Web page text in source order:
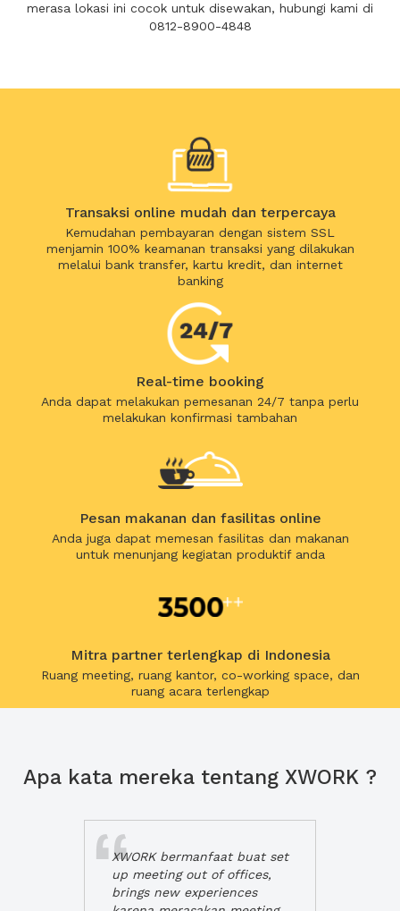
merasa lokasi ini cocok untuk disewakan, hubungi kami di
0812-8900-4848
Transaksi online mudah dan terpercaya
Kemudahan pembayaran dengan sistem SSL
menjamin 100% keamanan transaksi yang dilakukan
melalui bank transfer, kartu kredit, dan internet
banking
Real-time booking
Anda dapat melakukan pemesanan 24/7 tanpa perlu
melakukan konfirmasi tambahan
Pesan makanan dan fasilitas online
Anda juga dapat memesan fasilitas dan makanan
untuk menunjang kegiatan produktif anda
Mitra partner terlengkap di Indonesia
Ruang meeting, ruang kantor, co-working space, dan
ruang acara terlengkap
Apa kata mereka tentang XWORK ?
XWORK bermanfaat buat set
up meeting out of offices,
brings new experiences